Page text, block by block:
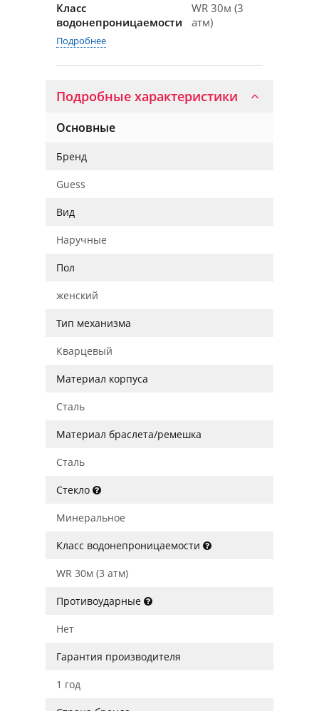
Класс
водонепроницаемости
WR 30м (3
атм)
Подробнее
Подробные характеристики
Основные
Бренд
Guess
Вид
Наручные
Пол
женский
Тип механизма
Кварцевый
Материал корпуса
Сталь
Материал браслета/ремешка
Сталь
Стекло
Минеральное
Класс водонепроницаемости
WR 30м (3 атм)
Противоударные
Нет
Гарантия производителя
1 год